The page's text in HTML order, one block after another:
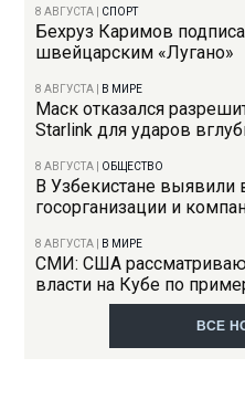
8 АВГУСТА СПОРТ
Бехруз Каримов
швейцарским «Лугано»
8 АВГУСТА В МИРЕ
Маск отказался
Starlink для ударов
8 АВГУСТА ОБЩЕСТВО
В Узбекистане выявили
госорганизации и
8 АВГУСТА В МИРЕ
СМИ: США
власти на Кубе по
ВСЕ